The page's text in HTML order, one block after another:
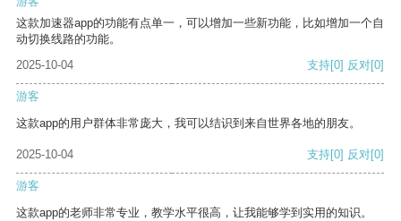
这款加速器app的功能有点单一，可以增加一些新功能，比如增加一个自
动切换线路的功能。
2025-10-04
支持[0] 反对[0]
游客
这款app的用户群体非常庞大，我可以结识到来自世界各地的朋友。
2025-10-04 支持[0] 反对[0]
游客
这款app的老师非常专业，教学水平很高，让我能够学到实用的知识。